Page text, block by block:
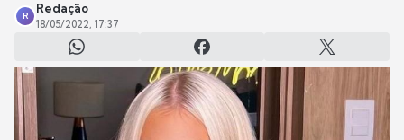
R
Redação
18/05/2022, 17:37